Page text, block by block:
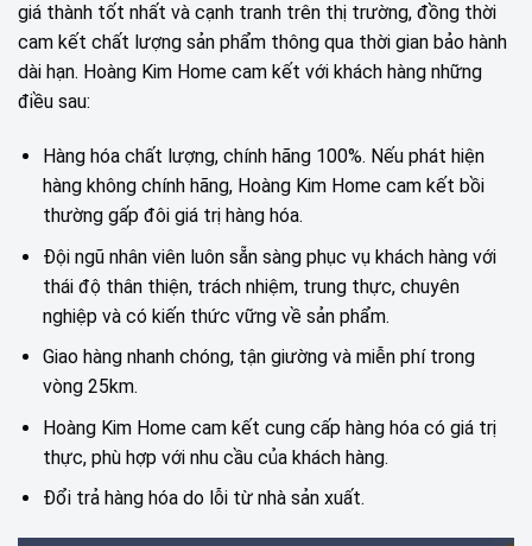
giá thành tốt nhất và cạnh tranh trên thị trường, đồng thời
cam kết chất lượng sản phẩm thông qua thời gian bảo hành
dài hạn. Hoàng Kim Home cam kết với khách hàng những
điều sau:
Hàng hóa chất lượng, chính hãng 100%. Nếu phát hiện
hàng không chính hãng, Hoàng Kim Home cam kết bồi
thường gấp đôi giá trị hàng hóa.
Đội ngũ nhân viên luôn sẵn sàng phục vụ khách hàng với
thái độ thân thiện, trách nhiệm, trung thực, chuyên
nghiệp và có kiến thức vững về sản phẩm.
Giao hàng nhanh chóng, tận giường và miễn phí trong
vòng 25km.
Hoàng Kim Home cam kết cung cấp hàng hóa có giá trị
thực, phù hợp với nhu cầu của khách hàng.
Đổi trả hàng hóa do lỗi từ nhà sản xuất.